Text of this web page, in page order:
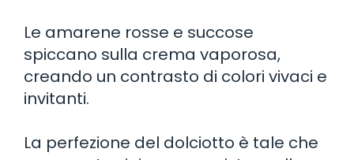
Le amarene rosse e succose
spiccano sulla crema vaporosa,
creando un contrasto di colori vivaci e
invitanti.
La perfezione del dolciotto è tale che